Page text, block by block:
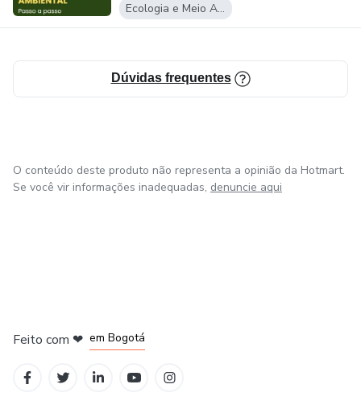
Ecologia e Meio Ambiente
Dúvidas frequentes
O conteúdo deste produto não representa a opinião da Hotmart.
Se você vir informações inadequadas, denuncie aqui
Feito com ❤ em Bogotá